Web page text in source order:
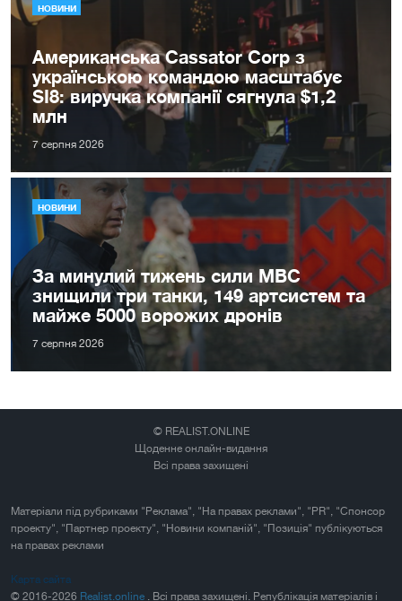
НОВИНИ
Американська Cassator Corp з
українською командою масштабує
SI8: виручка компанії сягнула $1,2
млн
7 серпня 2026
НОВИНИ
За минулий тижень сили МВС
знищили три танки, 149 артсистем та
майже 5000 ворожих дронів
7 серпня 2026
© REALIST.ONLINE
Щоденне онлайн-видання
Всі права захищені
Матеріали під рубриками "Реклама", "На правах реклами", "PR", "Спонсор
проекту", "Партнер проекту", "Новини компаній", "Позиція" публікуються
на правах реклами
Карта сайта
© 2016-2026 Realist.online . Всі права захищені. Републікація матеріалів і